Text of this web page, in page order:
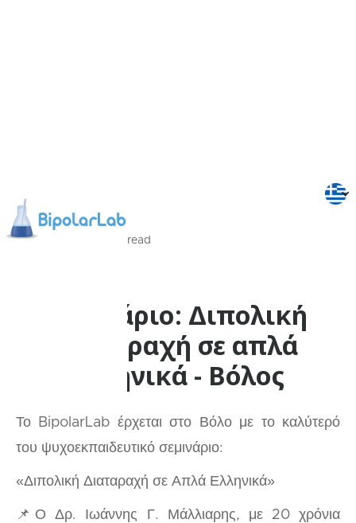
read
Σεμινάριο: Διπολική
διαταραχή σε απλά
ελληνικά - Βόλος
Το BipolarLab έρχεται στο Βόλο με το καλύτερό
του ψυχοεκπαιδευτικό σεμινάριο:
«Διπολική Διαταραχή σε Απλά Ελληνικά»
📌Ο Δρ. Ιωάννης Γ. Μάλλιαρης, με 20 χρόνια